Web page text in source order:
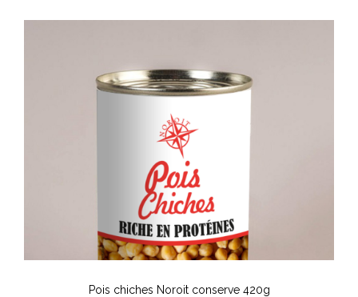
Pois chiches Noroit conserve 420g